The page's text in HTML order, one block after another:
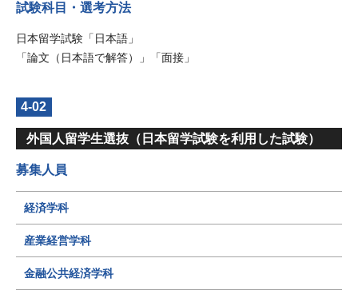
試験科目・選考方法
日本留学試験「日本語」
「論文（日本語で解答）」「面接」
4-02
外国人留学生選抜（日本留学試験を利用した試験）
募集人員
経済学科
産業経営学科
金融公共経済学科